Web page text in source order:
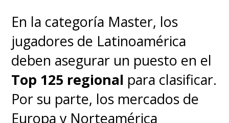
En la categoría Master, los
jugadores de Latinoamérica
deben asegurar un puesto en el
Top 125 regional para clasificar.
Por su parte, los mercados de
Europa y Norteamérica